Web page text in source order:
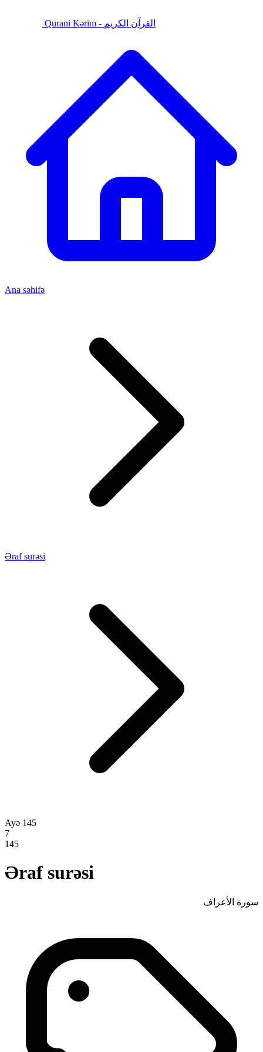
Qurani Kərim - القرآن الكريم
Ana səhifə
Əraf surəsi
Ayə 145
7
145
Əraf surəsi
سورة الأعراف